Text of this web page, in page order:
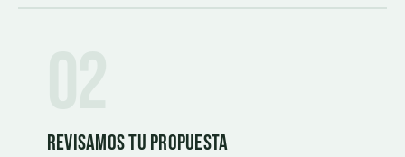
Revisamos tu propuesta